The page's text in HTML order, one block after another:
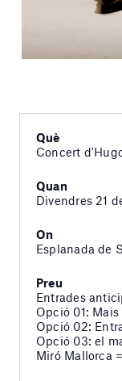
Què
Concert
Quan
Divendres 21
On
Esplanada de
Preu
Entrades
Opció 01:
Opció 02:
Opció 03: el
Miró Mallorca